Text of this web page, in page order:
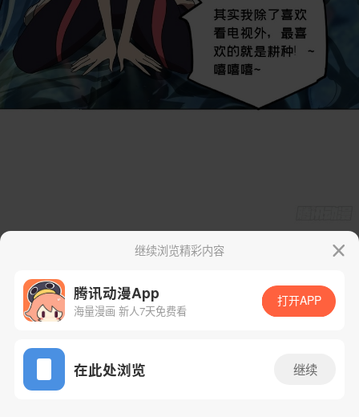
App免费看
继续浏览精彩内容
腾讯动漫App
海量漫画 新人7天免费看
打开APP
在此处浏览 继续